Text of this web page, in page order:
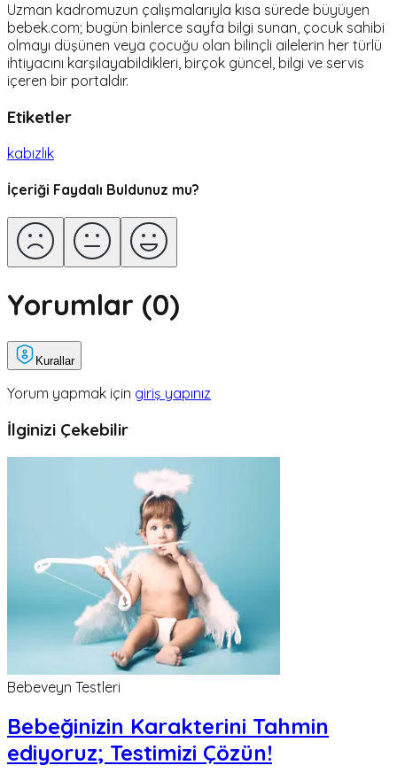
Uzman kadromuzun çalışmalarıyla kısa sürede büyüyen
bebek.com; bugün binlerce sayfa bilgi sunan, çocuk sahibi
olmayı düşünen veya çocuğu olan bilinçli ailelerin her türlü
ihtiyacını karşılayabildikleri, birçok güncel, bilgi ve servis
içeren bir portaldır.
Etiketler
kabızlık
İçeriği Faydalı Buldunuz mu?
Yorumlar (0)
Kurallar
Yorum yapmak için giriş yapınız
İlginizi Çekebilir
Bebeveyn Testleri
Bebeğinizin Karakterini Tahmin
ediyoruz; Testimizi Çözün!